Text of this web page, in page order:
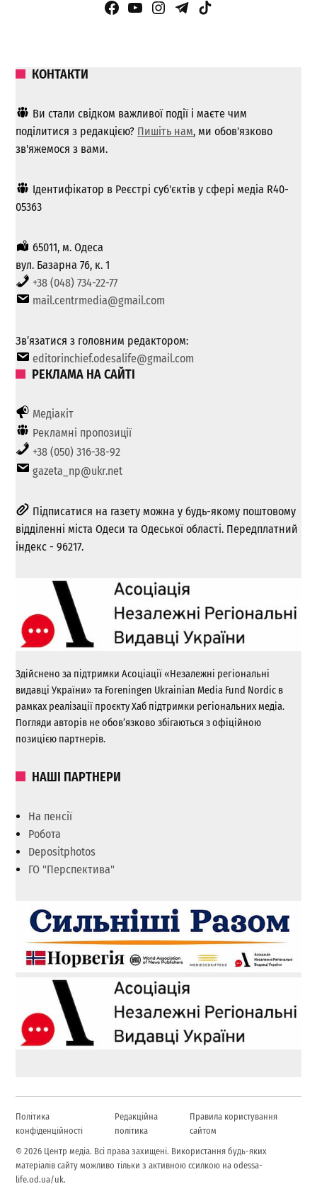
Facebook Page
YouTube
Instagram
Telegram
TikTok
КОНТАКТИ
Ви стали свідком важливої ​​події і маєте чим
поділитися з редакцією? Пишіть нам, ми обов'язково
зв'яжемося з вами.
Ідентифікатор в Реєстрі суб'єктів у сфері медіа R40-
05363
65011, м. Одеса
вул. Базарна 76, к. 1
+38 (048) 734-22-77
mail.centrmedia@gmail.com
Зв’язатися з головним редактором:
editorinchief.odesalife@gmail.com
РЕКЛАМА НА САЙТІ
Медіакіт
Рекламні пропозиції
+38 (050) 316-38-92
gazeta_np@ukr.net
Підписатися на газету можна у будь-якому поштовому
відділенні міста Одеси та Одеської області. Передплатний
індекс - 96217.
Здійснено за підтримки Асоціації «Незалежні регіональні
видавці України» та Foreningen Ukrainian Media Fund Nordic в
рамках реалізації проєкту Хаб підтримки регіональних медіа.
Погляди авторів не обов’язково збігаються з офіційною
позицією партнерів.
НАШІ ПАРТНЕРИ
На пенсії
Робота
Depositphotos
ГО "Перспектива"
Політика
конфіденційності
Редакційна
політика
Правила користування
сайтом
© 2026 Центр медіа. Всі права захищені. Використання будь-яких
матеріалів сайту можливо тільки з активною ссилкою на odessa-
life.od.ua/uk.